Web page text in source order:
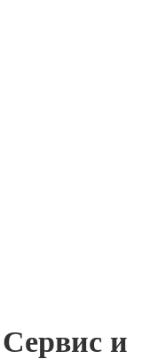
Сервис и